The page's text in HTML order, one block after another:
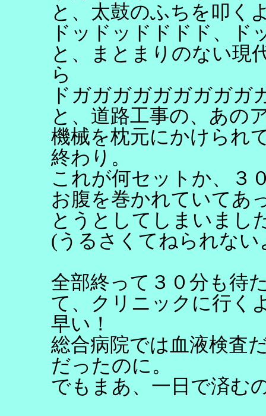
と、太鼓のふちを叩く
ドッドッドドドド、ド
と、まとまりのない現
ら
ドガガガガガガガガガ
と、道路工事の、あの
機械を枕元にかけられ
終わり。
これが何セットか、３
お腹を巻かれていてあ
とうとしてしまいまし
(うるさくてねられな
全部終って３０分も待
て、クリニックに行く
早い！
総合病院では血液検査
だったのに。
でもまあ、一日で済む